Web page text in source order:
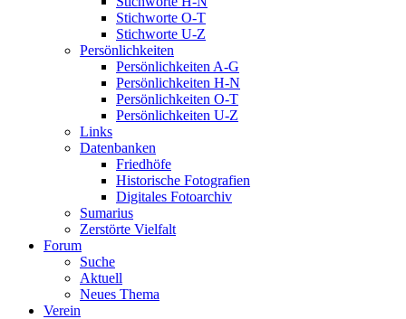
Stichworte O-T
Stichworte U-Z
Persönlichkeiten
Persönlichkeiten A-G
Persönlichkeiten H-N
Persönlichkeiten O-T
Persönlichkeiten U-Z
Links
Datenbanken
Friedhöfe
Historische Fotografien
Digitales Fotoarchiv
Sumarius
Zerstörte Vielfalt
Forum
Suche
Aktuell
Neues Thema
Verein